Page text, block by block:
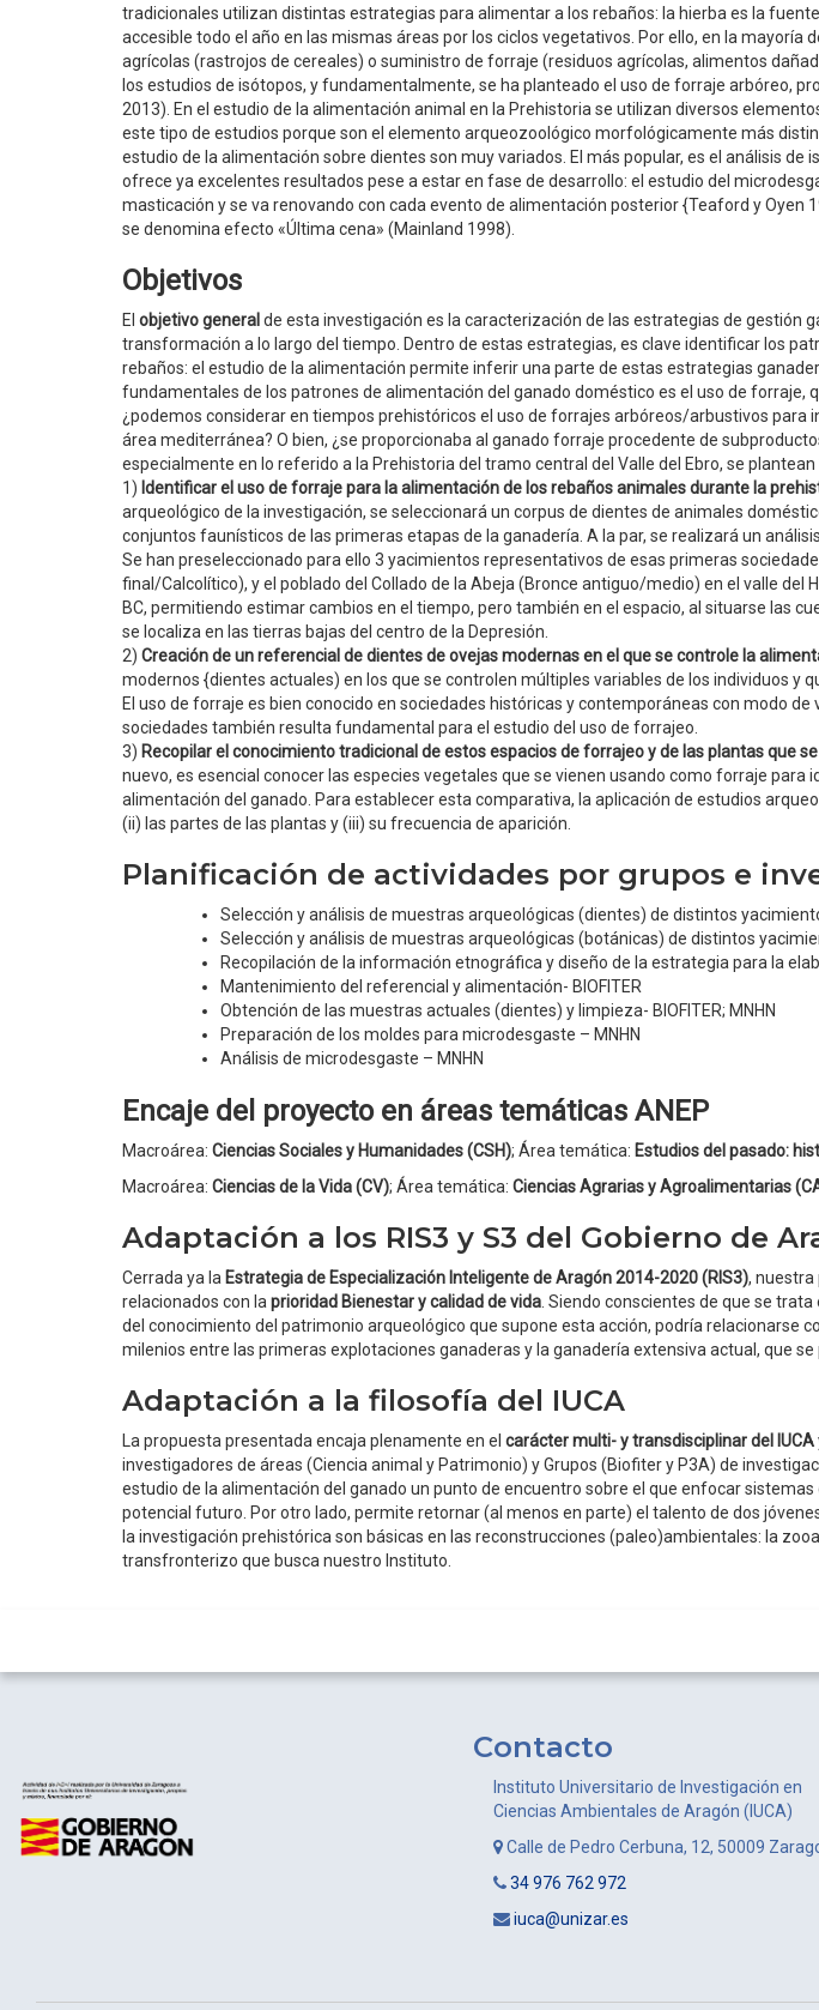
tradicionales utilizan distintas estrategias para alimentar a los rebaños: la hierba es la
accesible todo el año en las mismas áreas por los ciclos vegetativos. Por ello, en la
agrícolas (rastrojos de cereales) o suministro de forraje (residuos agrícolas, alimentos
los estudios de isótopos, y fundamentalmente, se ha planteado el uso de forraje arbóreo,
2013). En el estudio de la alimentación animal en la Prehistoria se utilizan diversos
este tipo de estudios porque son el elemento arqueozoológico morfológicamente más
estudio de la alimentación sobre dientes son muy variados. El más popular, es el análisis
ofrece ya excelentes resultados pese a estar en fase de desarrollo: el estudio del
masticación y se va renovando con cada evento de alimentación posterior {Teaford y
se denomina efecto «Última cena» (Mainland 1998).
Objetivos
El objetivo generalde esta investigación es la caracterización de las estrategias de gestión
transformación a lo largo del tiempo. Dentro de estas estrategias, es clave identificar los
rebaños: el estudio de la alimentación permite inferir una parte de estas estrategias
fundamentales de los patrones de alimentación del ganado doméstico es el uso de
¿podemos considerar en tiempos prehistóricos el uso de forrajes arbóreos/arbustivos
área mediterránea? O bien, ¿se proporcionaba al ganado forraje procedente de
especialmente en lo referido a la Prehistoria del tramo central del Valle del Ebro, se plantean
1) Identificar el uso de forraje para la alimentación de los rebaños animales durante la
arqueológico de la investigación, se seleccionará un corpus de dientes de animales
conjuntos faunísticos de las primeras etapas de la ganadería. A la par, se realizará un
Se han preseleccionado para ello 3 yacimientos representativos de esas primeras
final/Calcolítico), y el poblado del Collado de la Abeja (Bronce antiguo/medio) en el valle
BC, permitiendo estimar cambios en el tiempo, pero también en el espacio, al situarse las
se localiza en las tierras bajas del centro de la Depresión.
2) Creación de un referencial de dientes de ovejas modernas en el que se controle la
modernos {dientes actuales) en los que se controlen múltiples variables de los individuos y
El uso de forraje es bien conocido en sociedades históricas y contemporáneas con modo
sociedades también resulta fundamental para el estudio del uso de forrajeo.
3) Recopilar el conocimiento tradicional de estos espacios de forrajeo y de las plantas que
nuevo, es esencial conocer las especies vegetales que se vienen usando como forraje
alimentación del ganado. Para establecer esta comparativa, la aplicación de estudios
(ii) las partes de las plantas y (iii) su frecuencia de aparición.
Planificación de actividades por grupos e
Selección y análisis de muestras arqueológicas (dientes) de distintos
Selección y análisis de muestras arqueológicas (botánicas) de distintos
Recopilación de la información etnográfica y diseño de la estrategia para la
Mantenimiento del referencial y alimentación- BIOFITER
Obtención de las muestras actuales (dientes) y limpieza- BIOFITER; MNHN
Preparación de los moldes para microdesgaste – MNHN
Análisis de microdesgaste – MNHN
Encaje del proyecto en áreas temáticas ANEP
Macroárea: Ciencias Sociales y Humanidades (CSH); Área temática: Estudios del pasado:
Macroárea: Ciencias de la Vida (CV); Área temática: Ciencias Agrarias y Agroalimentarias
Adaptación a los RIS3 y S3 del Gobierno de
Cerrada ya la Estrategia de Especialización Inteligente de Aragón 2014-2020 (RIS3), nuestra
relacionados con la prioridad Bienestar y calidad de vida . Siendo conscientes de que se
del conocimiento del patrimonio arqueológico que supone esta acción, podría relacionarse
milenios entre las primeras explotaciones ganaderas y la ganadería extensiva actual, que
Adaptación a la filosofía del IUCA
La propuesta presentada encaja plenamente en el carácter multi- y transdisciplinar del IUCA
investigadores de áreas (Ciencia animal y Patrimonio) y Grupos (Biofiter y P3A) de
estudio de la alimentación del ganado un punto de encuentro sobre el que enfocar
potencial futuro. Por otro lado, permite retornar (al menos en parte) el talento de dos
la investigación prehistórica son básicas en las reconstrucciones (paleo)ambientales: la
transfronterizo que busca nuestro Instituto.
Contacto
Instituto Universitario de Investigación en
Ciencias Ambientales de Aragón (IUCA)
Calle de Pedro Cerbuna, 12, 50009
34 976 762 972
iuca@unizar.es